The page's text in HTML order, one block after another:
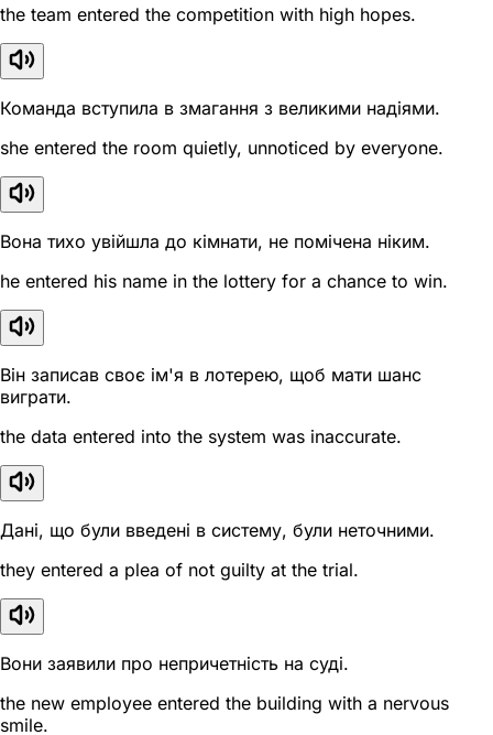
the team entered the competition with high hopes.
Команда вступила в змагання з великими надіями.
she entered the room quietly, unnoticed by everyone.
Вона тихо увійшла до кімнати, не помічена ніким.
he entered his name in the lottery for a chance to win.
Він записав своє ім'я в лотерею, щоб мати шанс
виграти.
the data entered into the system was inaccurate.
Дані, що були введені в систему, були неточними.
they entered a plea of not guilty at the trial.
Вони заявили про непричетність на суді.
the new employee entered the building with a nervous
smile.